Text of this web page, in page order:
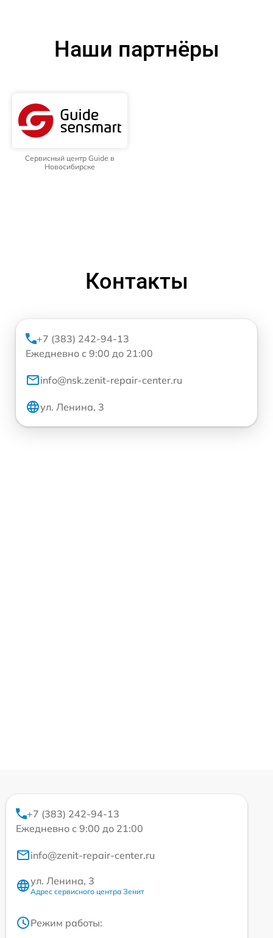
Наши партнёры
Сервисный центр Guide в
Новосибирске
Контакты
+7 (383) 242-94-13
Ежедневно с 9:00 до 21:00
info@nsk.zenit-repair-center.ru
ул. Ленина, 3
+7 (383) 242-94-13
Ежедневно с 9:00 до 21:00
info@zenit-repair-center.ru
ул. Ленина, 3
Адрес сервисного центра Зенит
Режим работы: